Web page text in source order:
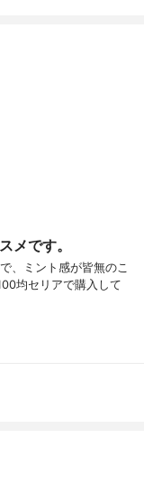
メです。
、ミント感が皆無のこ
均セリアで購入して